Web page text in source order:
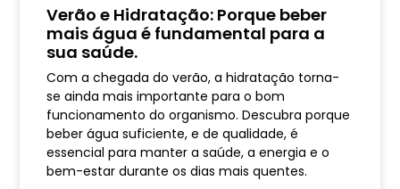
Verão e Hidratação: Porque beber
mais água é fundamental para a
sua saúde.
Com a chegada do verão, a hidratação torna-
se ainda mais importante para o bom
funcionamento do organismo. Descubra porque
beber água suficiente, e de qualidade, é
essencial para manter a saúde, a energia e o
bem-estar durante os dias mais quentes.